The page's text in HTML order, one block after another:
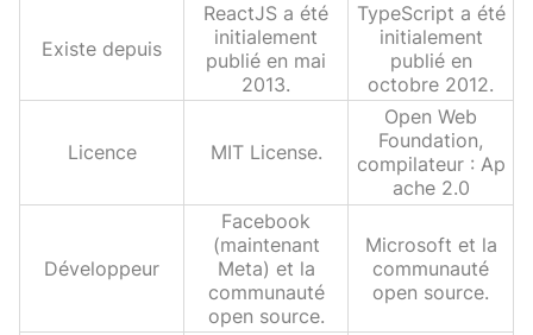
Existe depuis
ReactJS a été
initialement
publié en mai
2013.
TypeScript a été
initialement
publié en
octobre 2012.
Licence MIT License.
Open Web
Foundation,
compilateur : Ap
ache 2.0
Développeur
Facebook
(maintenant
Meta) et la
communauté
open source.
Microsoft et la
communauté
open source.